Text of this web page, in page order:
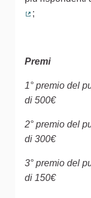
;
Premi
1° premio del
di 500€
2° premio del
di 300€
3° premio del
di 150€